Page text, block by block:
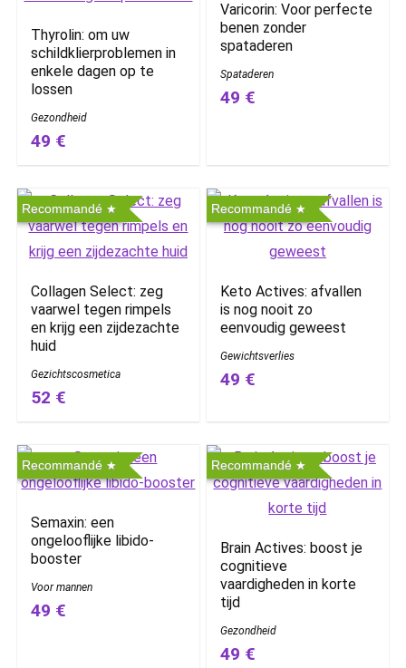
Thyrolin: om uw
schildklierproblemen in
enkele dagen op te
lossen
Gezondheid
49 €
Varicorin: Voor perfecte
benen zonder
spataderen
Spataderen
49 €
Recommandé
Collagen Select: zeg
vaarwel tegen rimpels
en krijg een zijdezachte
huid
Gezichtscosmetica
52 €
Recommandé
Keto Actives: afvallen
is nog nooit zo
eenvoudig geweest
Gewichtsverlies
49 €
Recommandé
Semaxin: een
ongelooflijke libido-
booster
Voor mannen
49 €
Recommandé
Brain Actives: boost je
cognitieve
vaardigheden in korte
tijd
Gezondheid
49 €